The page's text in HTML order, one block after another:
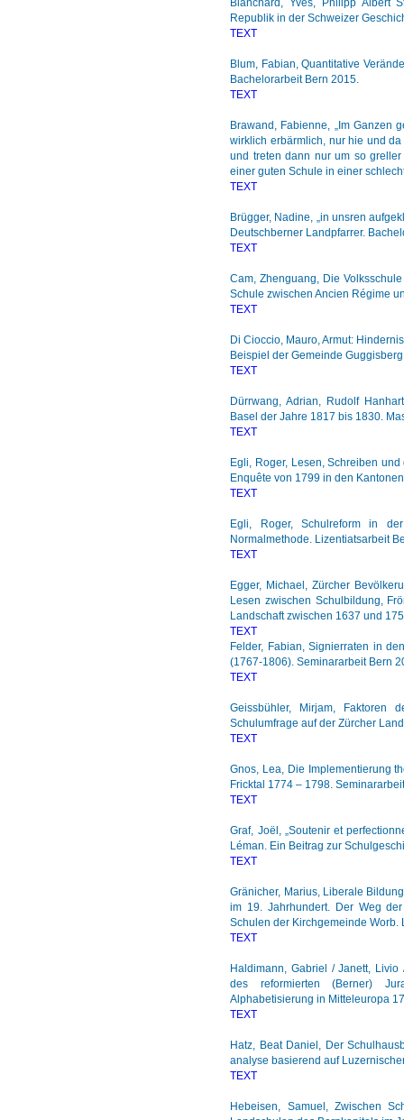
Republik in der Schweizer
TEXT
Blum, Fabian, Quantitative
Bachelorarbeit Bern 2015.
TEXT
Brawand, Fabienne, „Im Ganzen
wirklich erbärmlich, nur hie und
und treten dann nur um so
einer guten Schule in einer
TEXT
Brügger, Nadine, „in unsren
Deutschberner Landpfarrer.
TEXT
Cam, Zhenguang, Die
Schule zwischen Ancien Régime
TEXT
Di Cioccio, Mauro, Armut:
Beispiel der Gemeinde
TEXT
Dürrwang, Adrian, Rudolf
Basel der Jahre 1817 bis 1830.
TEXT
Egli, Roger, Lesen, Schreiben
Enquête von 1799 in den
TEXT
Egli, Roger, Schulreform in
Normalmethode. Lizentiatsarbeit
TEXT
Egger, Michael, Zürcher
Lesen zwischen Schulbildung,
Landschaft zwischen 1637 und
TEXT
Felder, Fabian, Signierraten in
(1767-1806). Seminararbeit Bern
TEXT
Geissbühler, Mirjam, Faktoren
Schulumfrage auf der Zürcher
TEXT
Gnos, Lea, Die Implementierung
Fricktal 1774 – 1798.
TEXT
Graf, Joël, „Soutenir et
Léman. Ein Beitrag zur
TEXT
Gränicher, Marius, Liberale
im 19. Jahrhundert. Der Weg
Schulen der Kirchgemeinde Worb.
TEXT
Haldimann, Gabriel / Janett,
des reformierten (Berner)
Alphabetisierung in Mitteleuropa
TEXT
Hatz, Beat Daniel, Der
analyse basierend auf
TEXT
Hebeisen, Samuel, Zwischen